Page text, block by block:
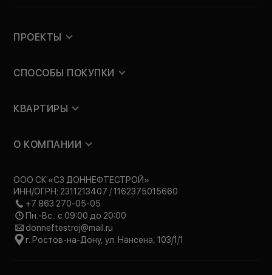
ПРОЕКТЫ
СПОСОБЫ ПОКУПКИ
КВАРТИРЫ
О КОМПАНИИ
ООО СК «СЗ ДОННЕФТЕСТРОЙ»
ИНН/ОГРН: 2311213407 / 1162375015660
+7 863 270-05-05
Пн.-Вс.: с 09:00 до 20:00
donneftestroj@mail.ru
г. Ростов-на-Дону, ул. Нансена, 103/1/1